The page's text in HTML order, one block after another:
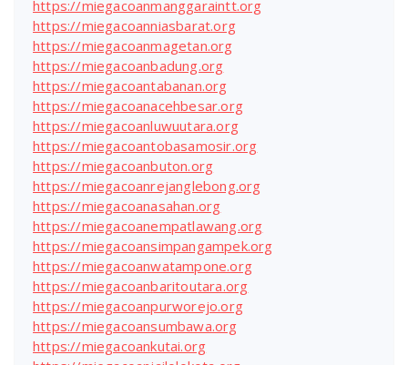
https://miegacoanmanggaraintt.org
https://miegacoanniasbarat.org
https://miegacoanmagetan.org
https://miegacoanbadung.org
https://miegacoantabanan.org
https://miegacoanacehbesar.org
https://miegacoanluwuutara.org
https://miegacoantobasamosir.org
https://miegacoanbuton.org
https://miegacoanrejanglebong.org
https://miegacoanasahan.org
https://miegacoanempatlawang.org
https://miegacoansimpangampek.org
https://miegacoanwatampone.org
https://miegacoanbaritoutara.org
https://miegacoanpurworejo.org
https://miegacoansumbawa.org
https://miegacoankutai.org